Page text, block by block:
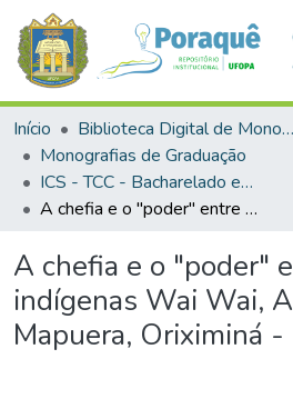
Início
Biblioteca Digital de Monografias (BDM)
Monografias de Graduação
ICS - TCC - Bacharelado em Antropologia
A chefia e o "poder" entre os indígenas Wai Wai, Aldeia Mapuera, Oriximiná - PA
A chefia e o "poder"
indígenas Wai Wai,
Mapuera, Oriximiná -